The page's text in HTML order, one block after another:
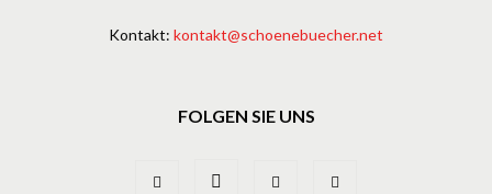
Kontakt: kontakt@schoenebuecher.net
FOLGEN SIE UNS